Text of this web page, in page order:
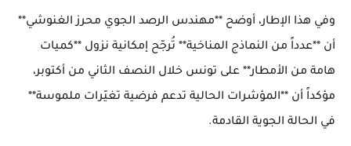
وفي هذا الإطار، أوضح **مهندس الرصد الجوي محرز الغنوشي**
أن **عدداً من النماذج المناخية** تُرجّح إمكانية نزول **كميات
هامة من الأمطار** على تونس خلال النصف الثاني من أكتوبر،
مؤكداً أن **المؤشرات الحالية تدعم فرضية تغيّرات ملموسة**
في الحالة الجوية القادمة.